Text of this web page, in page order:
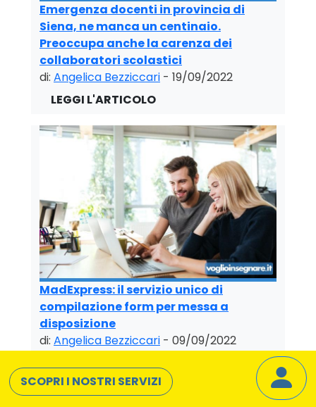
Emergenza docenti in provincia di
Siena, ne manca un centinaio.
Preoccupa anche la carenza dei
collaboratori scolastici
di: Angelica Bezziccari - 19/09/2022
MadExpress: il servizio unico di
compilazione form per messa a
disposizione
di: Angelica Bezziccari - 09/09/2022
SCOPRI I NOSTRI SERVIZI